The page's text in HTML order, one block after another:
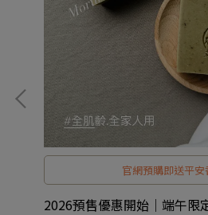
官網預購即送平安
2026預售優惠開始｜端午限